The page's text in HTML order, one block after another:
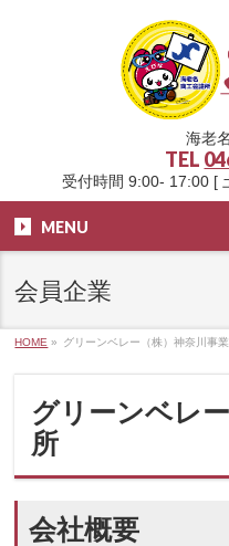
海老
TEL
受付時間 9:00- 17:00 [
MENU
会員企業
HOME » グリーンベレー（株）神奈川事
グリーンベレ
所
会社概要